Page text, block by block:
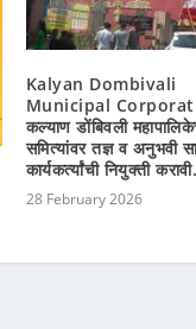
Kalyan Dombivali
Municipal
कल्याण डोंबिवली
समित्यांवर तज्ञ व अनुभवी
कार्यकर्त्यांची नियुक्ती
28 February 2026